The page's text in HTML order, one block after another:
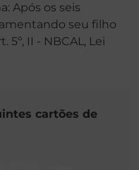
Após os seis
seu filho
5º, II - NBCAL, Lei
cartões de